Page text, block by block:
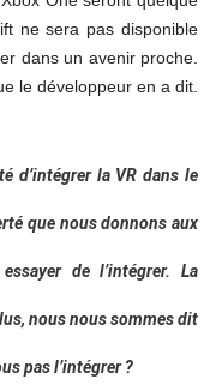
ne sera pas disponible
dans un avenir proche.
le développeur en a dit.
d’intégrer la VR dans le
que nous donnons aux
de l’intégrer. La
nous nous sommes dit
pas l’intégrer ?